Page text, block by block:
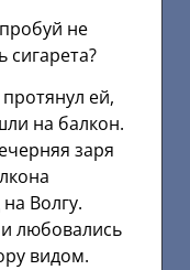
не
сигарета?
ей,
на балкон.
заря
Волгу.
любовались
видом.